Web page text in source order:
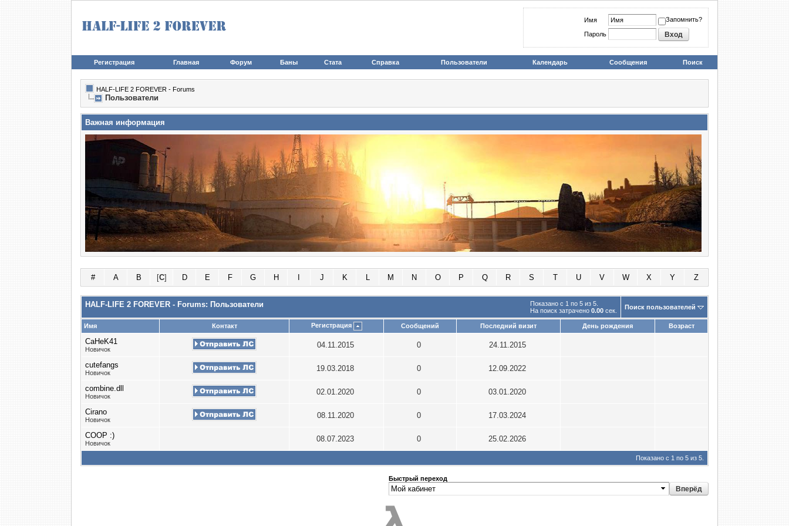
Имя Запомнить?
Пароль
Регистрация Главная Форум Баны Стата Справка Пользователи Календарь Сообщения Поиск
HALF-LIFE 2 FOREVER - Forums
Пользователи
Важная информация
# A B [C] D E F G H J K L M N O P Q R S T U V W X Y Z
Показано с 1 по 5 из 5.
На поиск затрачено 0.00 сек.
HALF-LIFE 2 FOREVER - Forums: Пользователи Поиск пользователей
Имя Контакт Регистрация Сообщений Последний визит День рождения Возраст
CaHeK41
Новичок 04.11.2015 0 24.11.2015
cutefangs
Новичок 19.03.2018 0 12.09.2022
combine.dll
Новичок 02.01.2020 0 03.01.2020
Cirano
Новичок 08.11.2020 0 17.03.2024
COOP :)
Новичок 08.07.2023 0 25.02.2026
Показано с 1 по 5 из 5.
Быстрый переход